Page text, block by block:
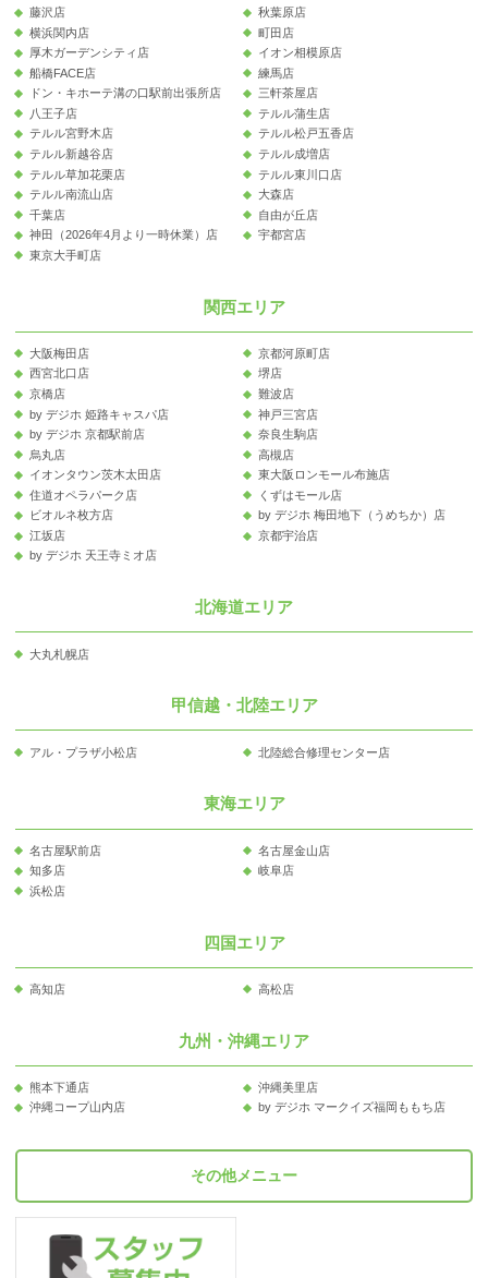
藤沢店
秋葉原店
横浜関内店
町田店
厚木ガーデンシティ店
イオン相模原店
船橋FACE店
練馬店
ドン・キホーテ溝の口駅前出張所店
三軒茶屋店
八王子店
テルル蒲生店
テルル宮野木店
テルル松戸五香店
テルル新越谷店
テルル成増店
テルル草加花栗店
テルル東川口店
テルル南流山店
大森店
千葉店
自由が丘店
神田（2026年4月より一時休業）店
宇都宮店
東京大手町店
関西エリア
大阪梅田店
京都河原町店
西宮北口店
堺店
京橋店
難波店
by デジホ 姫路キャスパ店
神戸三宮店
by デジホ 京都駅前店
奈良生駒店
烏丸店
高槻店
イオンタウン茨木太田店
東大阪ロンモール布施店
住道オペラパーク店
くずはモール店
ビオルネ枚方店
by デジホ 梅田地下（うめちか）店
江坂店
京都宇治店
by デジホ 天王寺ミオ店
北海道エリア
大丸札幌店
甲信越・北陸エリア
アル・プラザ小松店 北陸総合修理センター店
東海エリア
名古屋駅前店
名古屋金山店
知多店
岐阜店
浜松店
四国エリア
高知店 高松店
九州・沖縄エリア
熊本下通店
沖縄美里店
沖縄コープ山内店
by デジホ マークイズ福岡ももち店
その他メニュー